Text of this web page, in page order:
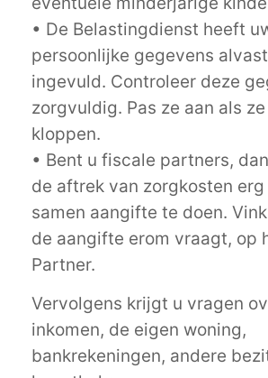
• De Belastingdienst heeft
persoonlijke gegevens
ingevuld. Controleer deze
zorgvuldig. Pas ze aan als
kloppen.
• Bent u fiscale partners,
de aftrek van zorgkosten
samen aangifte te doen.
de aangifte erom vraagt, op
Partner.
Vervolgens krijgt u vragen
inkomen, de eigen woning,
bankrekeningen, andere